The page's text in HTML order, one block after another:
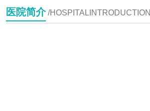
医院简介/HOSPITALINTRODUCTION